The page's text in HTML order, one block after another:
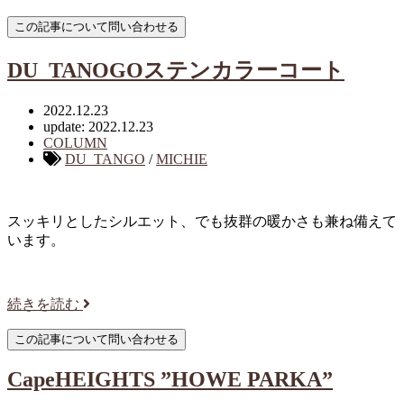
DU_TANOGOステンカラーコート
2022.12.23
update: 2022.12.23
COLUMN
DU_TANGO /MICHIE
スッキリとしたシルエット、でも抜群の暖かさも兼ね備えて
います。
続きを読む
CapeHEIGHTS ”HOWE PARKA”